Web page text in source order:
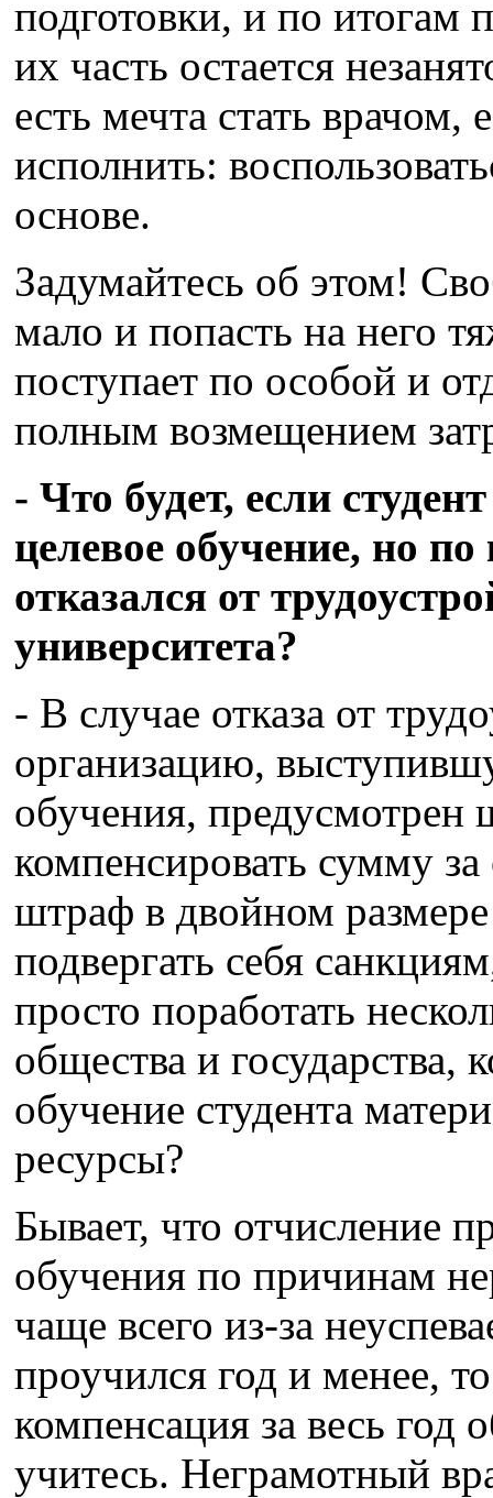
подготовки, и по итогам
их часть остается
есть мечта стать
исполнить:
основе.
Задумайтесь об этом!
мало и попасть на него
поступает по особой и
полным возмещением
- Что будет, если
целевое обучение, но
отказался от
университета?
- В случае отказа от
организацию,
обучения, предусмотрен
компенсировать сумму
штраф в двойном
подвергать себя
просто поработать
общества и государства,
обучение студента
ресурсы?
Бывает, что отчисление
обучения по причинам
чаще всего из-за
проучился год и менее,
компенсация за весь год
учитесь. Неграмотный